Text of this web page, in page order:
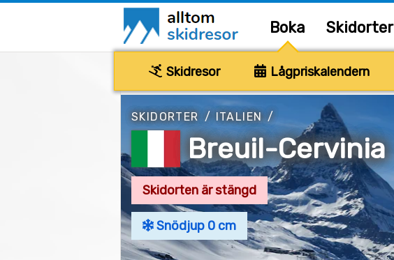
Boka Skidorter
Skidresor Lågpriskalendern
SKIDORTER / ITALIEN /
Breuil-Cervinia
Skidorten är stängd
Snödjup 0 cm